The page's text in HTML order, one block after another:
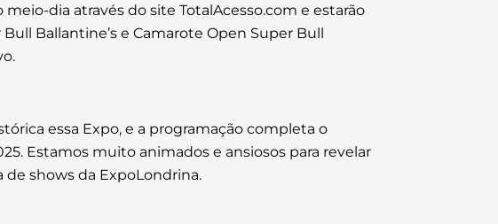
dia através do site TotalAcesso.com e estarão
Ballantine’s e Camarote Open Super Bull
essa Expo, e a programação completa o
Estamos muito animados e ansiosos para revelar
de shows da ExpoLondrina.